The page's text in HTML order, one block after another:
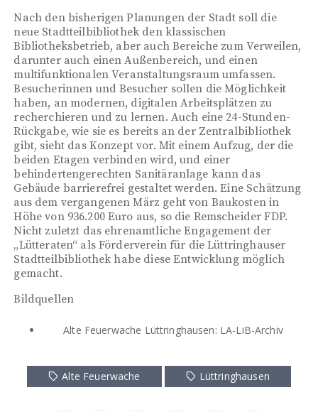
Nach den bisherigen Planungen der Stadt soll die
neue Stadtteilbibliothek den klassischen
Bibliotheksbetrieb, aber auch Bereiche zum Verweilen,
darunter auch einen Außenbereich, und einen
multifunktionalen Veranstaltungsraum umfassen.
Besucherinnen und Besucher sollen die Möglichkeit
haben, an modernen, digitalen Arbeitsplätzen zu
recherchieren und zu lernen. Auch eine 24-Stunden-
Rückgabe, wie sie es bereits an der Zentralbibliothek
gibt, sieht das Konzept vor. Mit einem Aufzug, der die
beiden Etagen verbinden wird, und einer
behindertengerechten Sanitäranlage kann das
Gebäude barrierefrei gestaltet werden. Eine Schätzung
aus dem vergangenen März geht von Baukosten in
Höhe von 936.200 Euro aus, so die Remscheider FDP.
Nicht zuletzt das ehrenamtliche Engagement der
„Lütteraten“ als Förderverein für die Lüttringhauser
Stadtteilbibliothek habe diese Entwicklung möglich
gemacht.
Bildquellen
Alte Feuerwache Lüttringhausen: LA-LiB-Archiv
Alte Feuerwache Lüttringhausen